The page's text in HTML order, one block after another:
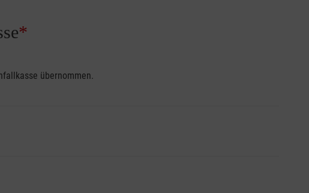
*
übernommen.
dass die Abrechnungsunterlagen spätestens zu Kursbeginn